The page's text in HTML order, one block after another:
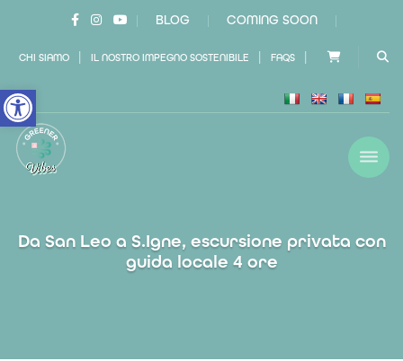
Open toolbar
BLOG COMING SOON
CHI SIAMO IL NOSTRO IMPEGNO SOSTENIBILE FAQS
Da San Leo a S.Igne, escursione privata con
guida locale 4 ore